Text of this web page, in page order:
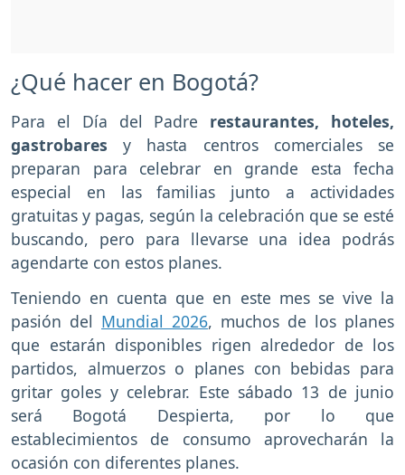
¿Qué hacer en Bogotá?
Para el Día del Padre restaurantes, hoteles,
gastrobares y hasta centros comerciales se
preparan para celebrar en grande esta fecha
especial en las familias junto a actividades
gratuitas y pagas, según la celebración que se esté
buscando, pero para llevarse una idea podrás
agendarte con estos planes.
Teniendo en cuenta que en este mes se vive la
pasión del Mundial 2026, muchos de los planes
que estarán disponibles rigen alrededor de los
partidos, almuerzos o planes con bebidas para
gritar goles y celebrar. Este sábado 13 de junio
será Bogotá Despierta, por lo que
establecimientos de consumo aprovecharán la
ocasión con diferentes planes.